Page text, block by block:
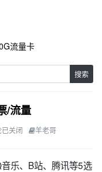
流量卡
搜索
/流量
关闭 羊老哥
乐、B站、腾讯等5选